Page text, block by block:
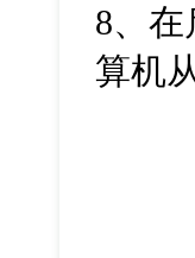
8、
算机